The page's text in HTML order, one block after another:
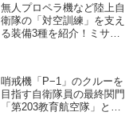
無人プロペラ機など陸上自
衛隊の「対空訓練」を支え
る装備3種を紹介！ミサイ
哨戒機「P−1」のクルーを
目指す自衛隊員の最終関門
「第203教育航空隊」と